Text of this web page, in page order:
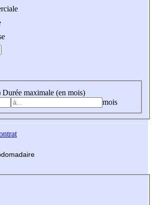
Durée maximale (en mois)
mois
madaire